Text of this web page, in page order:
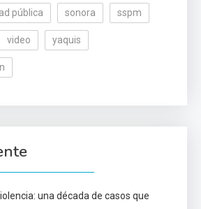
pública sonora sspm
video yaquis
una década de casos que